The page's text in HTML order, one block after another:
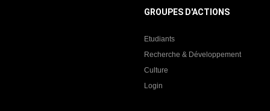
GROUPES D'ACTIONS
Etudiants
Recherche & Développement
Culture
Login